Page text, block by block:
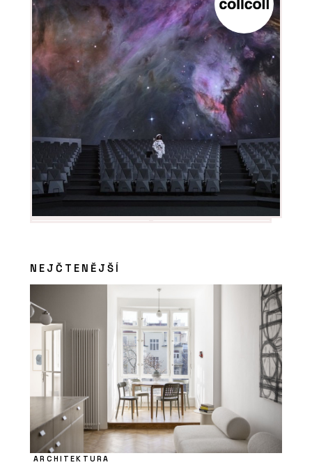
NEJČTENĚJŠÍ
ARCHITEKTURA